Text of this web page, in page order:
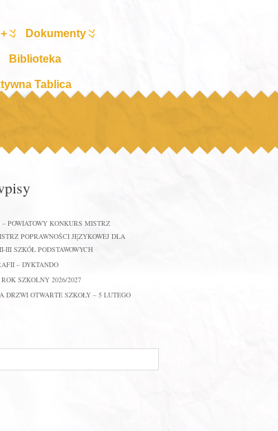
Dokumenty
Biblioteka
Tablica
POWIATOWY KONKURS MISTRZ
POPRAWNOŚCI JĘZYKOWEJ DLA
III SZKÓŁ PODSTAWOWYCH
– DYKTANDO
SZKOLNY 2026/2027
DRZWI OTWARTE SZKOŁY – 5 LUTEGO